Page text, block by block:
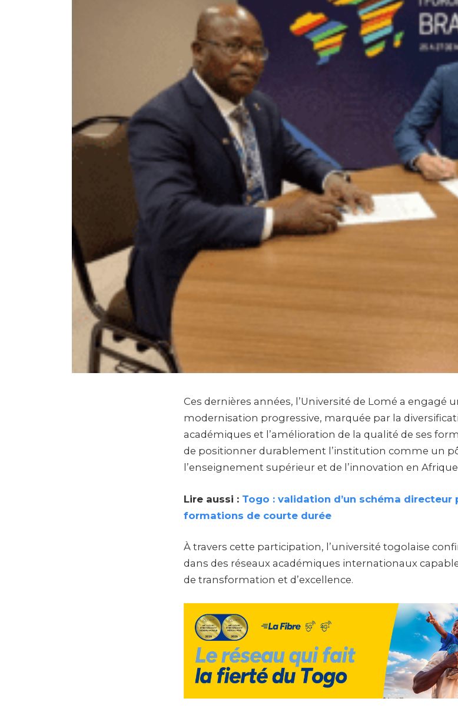
Ces dernières années, l’Université de Lomé a engagé
modernisation progressive, marquée par la
académiques et l’amélioration de la qualité de ses
de positionner durablement l’institution comme un
l’enseignement supérieur et de l’innovation en Afrique
Lire aussi : Togo : validation d’un schéma
formations de courte durée
À travers cette participation, l’université togolaise
dans des réseaux académiques internationaux
de transformation et d’excellence.